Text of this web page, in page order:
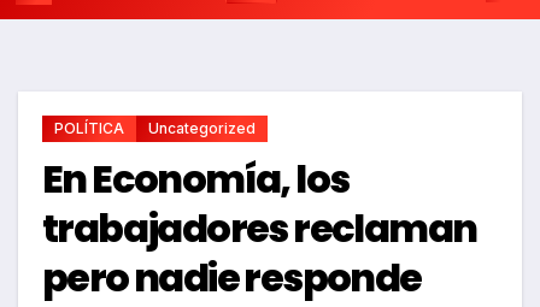
POLÍTICA Uncategorized
En Economía, los
trabajadores reclaman
pero nadie responde